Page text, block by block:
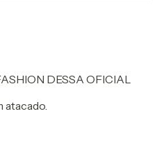
DESSA OFICIAL